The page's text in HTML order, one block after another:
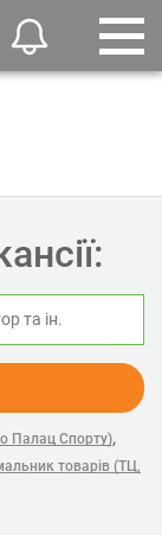
Палац Спорту),
товарів (ТЦ,